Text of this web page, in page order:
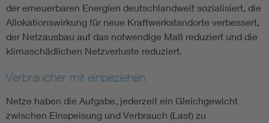
der erneuerbaren Energien deutschlandweit sozialisiert, die
Allokationswirkung für neue Kraftwerkstandorte verbessert,
der Netzausbau auf das notwendige Maß reduziert und die
klimaschädlichen Netzverluste reduziert.
Verbraucher mit einbeziehen
Netze haben die Aufgabe, jederzeit ein Gleichgewicht
zwischen Einspeisung und Verbrauch (Last) zu